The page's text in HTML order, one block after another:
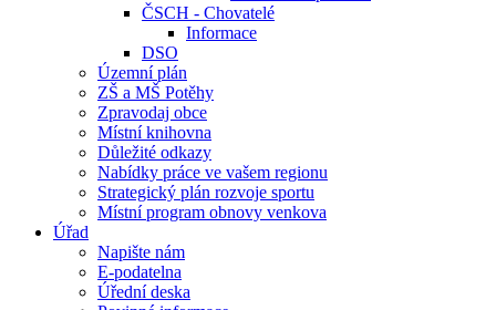
ČSCH - Chovatelé
Informace
DSO
Územní plán
ZŠ a MŠ Potěhy
Zpravodaj obce
Místní knihovna
Důležité odkazy
Nabídky práce ve vašem regionu
Strategický plán rozvoje sportu
Místní program obnovy venkova
Úřad
Napište nám
E-podatelna
Úřední deska